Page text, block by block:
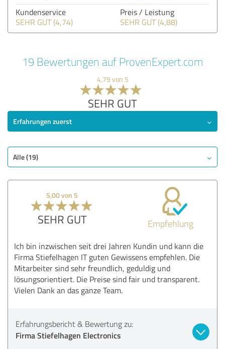
Kundenservice
SEHR GUT (4,74)
Preis / Leistung
SEHR GUT (4,88)
19 Bewertungen auf ProvenExpert.com
4,79 von 5
SEHR GUT
Erfahrungen zuerst
Alle (19)
5,00 von 5
SEHR GUT Empfehlung
Ich bin inzwischen seit drei Jahren Kundin und kann die
Firma Stiefelhagen IT guten Gewissens empfehlen. Die
Mitarbeiter sind sehr freundlich, geduldig und
lösungsorientiert. Die Preise sind fair und transparent.
Vielen Dank an das ganze Team.
Erfahrungsbericht & Bewertung zu:
Firma Stiefelhagen Electronics